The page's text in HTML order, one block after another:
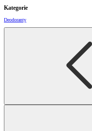
Kategorie
Deodoranty